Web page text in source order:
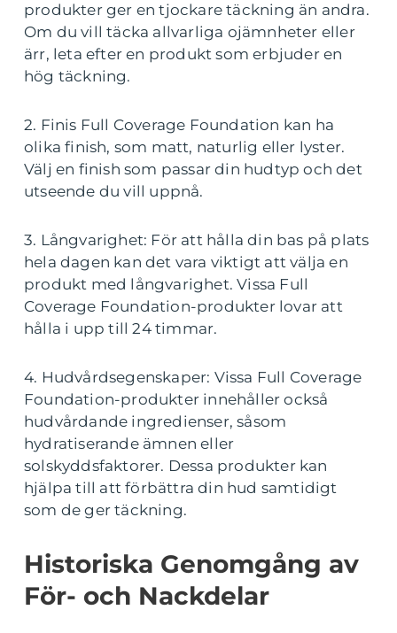
produkter ger en tjockare täckning än andra.
Om du vill täcka allvarliga ojämnheter eller
ärr, leta efter en produkt som erbjuder en
hög täckning.
2. Finis Full Coverage Foundation kan ha
olika finish, som matt, naturlig eller lyster.
Välj en finish som passar din hudtyp och det
utseende du vill uppnå.
3. Långvarighet: För att hålla din bas på plats
hela dagen kan det vara viktigt att välja en
produkt med långvarighet. Vissa Full
Coverage Foundation-produkter lovar att
hålla i upp till 24 timmar.
4. Hudvårdsegenskaper: Vissa Full Coverage
Foundation-produkter innehåller också
hudvårdande ingredienser, såsom
hydratiserande ämnen eller
solskyddsfaktorer. Dessa produkter kan
hjälpa till att förbättra din hud samtidigt
som de ger täckning.
Historiska Genomgång av
För- och Nackdelar